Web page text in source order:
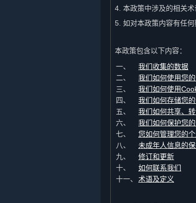
4. 本政策中涉及的相关
5. 如对本政策内容有任
本政策包含以下内容：
一、
我们收集的数据
二、
我们如何使用您
三、
我们如何使用
四、
我们如何存储您
五、
我们如何共享、
六、
我们如何保护您
七、
您如何管理您的
八、
未成年人信息的
九、
修订和更新
十、
如何联系我们
十一、
术语及定义